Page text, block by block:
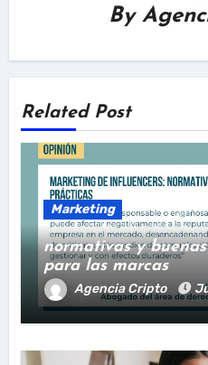
By
Related Post
Marketing
normativas y
para las marcas
Agencia Cripto